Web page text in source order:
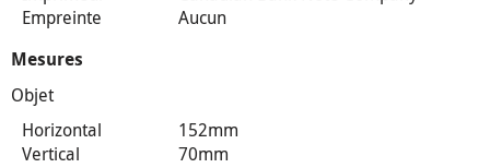
Empreinte
Aucun
Mesures
Objet
Horizontal
152mm
Vertical
70mm